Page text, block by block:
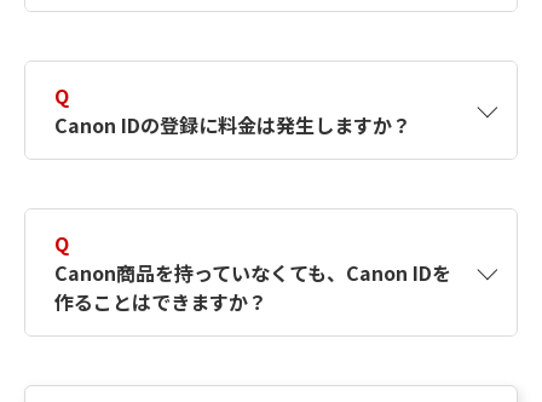
択したサービスから取得します。アカウントを
簡単に作成できるように、この情報を使用して
Canon IDの登録フォームを入力します。
Q
Canon IDの登録に料金は発生しますか？
Q
Canon商品を持っていなくても、Canon IDを
作ることはできますか？